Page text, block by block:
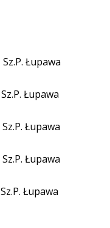
Sz.P. Łupawa
Sz.P. Łupawa
Sz.P. Łupawa
Sz.P. Łupawa
Sz.P. Łupawa